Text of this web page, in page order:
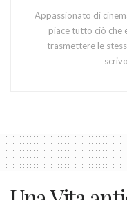
Appassionato di
piace tutto ciò che
trasmettere le